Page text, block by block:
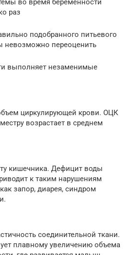
во время беременности
раз
подобранного питьевого
переоценить
выполняет незаменимые
циркулирующей крови. ОЦК
возрастает в среднем
кишечника. Дефицит воды
к таким нарушениям
запор, диарея, синдром
соединительной ткани.
плавному увеличению объема